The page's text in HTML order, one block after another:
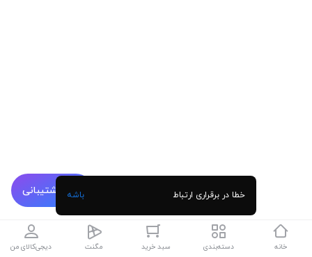
پشتیبانی
خانه دسته‌بندی سبد خرید مگنت دیجی‌کالای من
خطا در برقراری ارتباط باشه